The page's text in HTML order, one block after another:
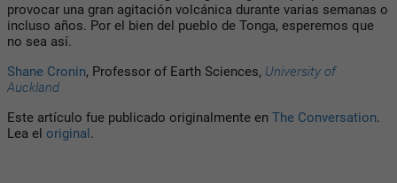
provocar una gran agitación volcánica durante varias semanas o
incluso años. Por el bien del pueblo de Tonga, esperemos que
no sea así.
Shane Cronin, Professor of Earth Sciences, University of
Auckland
Este artículo fue publicado originalmente en The Conversation.
Lea el original.